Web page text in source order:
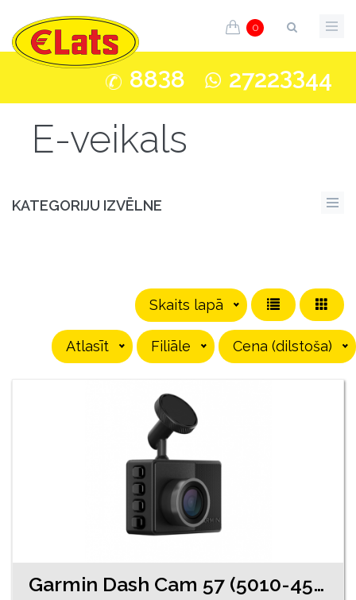
0
8838 27223344
E-veikals
KATEGORIJU IZVĒLNE
Skaits lapā
Cena (dilstoša)
Filiāle
Atlasīt
Garmin Dash Cam 57 (5010-4541)